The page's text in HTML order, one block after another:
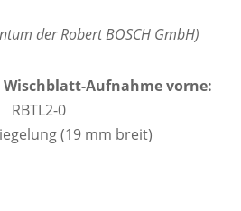
der Robert BOSCH GmbH)
Aufnahme vorne:
RBTL2-0
(19 mm breit)